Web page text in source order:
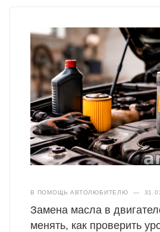
В ПОМОЩЬ АВТОЛЮБИТЕЛЮ —
Замена масла в
менять, как проверить